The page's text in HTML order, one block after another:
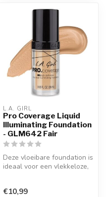
L.A. GIRL
Pro Coverage Liquid
Illuminating Foundation
- GLM642 Fair
Deze vloeibare foundation is
ideaal voor een vlekkeloze,
€10,99